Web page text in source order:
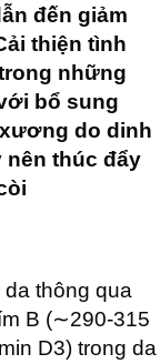
đến giảm
thiện tình
những
bổ sung
do dinh
thúc đẩy
thông qua
B (∼290-315
D3) trong da